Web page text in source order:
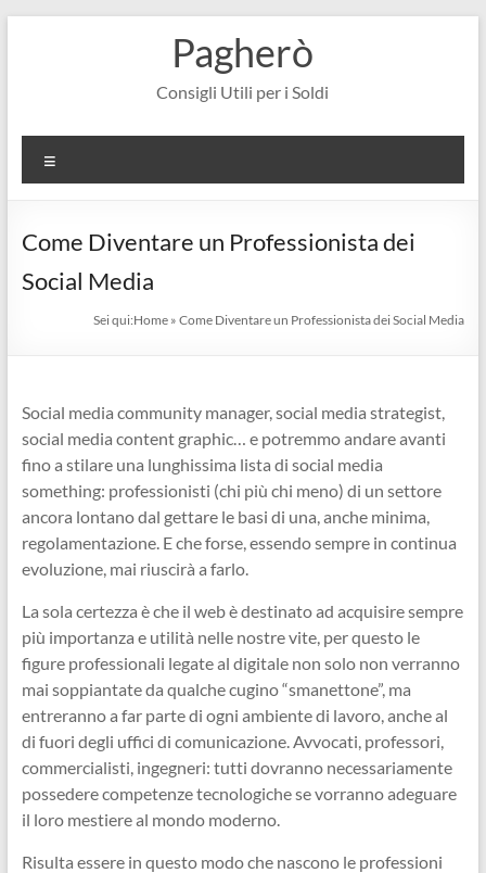
Pagherò
Consigli Utili per i Soldi
Come Diventare un Professionista dei
Social Media
Sei qui:Home »Come Diventare un Professionista dei Social Media
Social media community manager, social media strategist,
social media content graphic… e potremmo andare avanti
fino a stilare una lunghissima lista di social media
something: professionisti (chi più chi meno) di un settore
ancora lontano dal gettare le basi di una, anche minima,
regolamentazione. E che forse, essendo sempre in continua
evoluzione, mai riuscirà a farlo.
La sola certezza è che il web è destinato ad acquisire sempre
più importanza e utilità nelle nostre vite, per questo le
figure professionali legate al digitale non solo non verranno
mai soppiantate da qualche cugino “smanettone”, ma
entreranno a far parte di ogni ambiente di lavoro, anche al
di fuori degli uffici di comunicazione. Avvocati, professori,
commercialisti, ingegneri: tutti dovranno necessariamente
possedere competenze tecnologiche se vorranno adeguare
il loro mestiere al mondo moderno.
Risulta essere in questo modo che nascono le professioni